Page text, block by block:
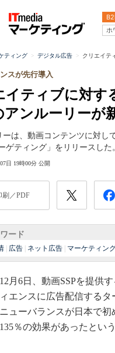
ホ
ティング デジタル広告 クリエイテ
イティブに対す
アンルーリーが
スが先行導入
ーは、動画コンテンツに対し
ゲティング」をリリースした
日 19時00分 公開
刷／PDF
ード
広告 ネット広告 マーケティン
月6日、動画SSPを提供
エンスに広告配信する
ューバランスが日本で
％の効果があったという